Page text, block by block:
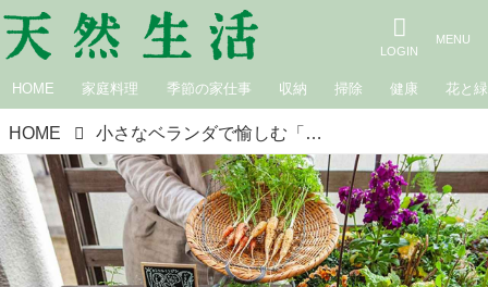
HOME 家庭料理 季節の家仕事 収納 掃除 健康 花と緑
HOME 小さなベランダで愉しむ「寄せ植え菜園」づくり、5つのポイント。コンテナひとつで“野菜も花もハーブも”一緒に育てる／たなかやすこさん